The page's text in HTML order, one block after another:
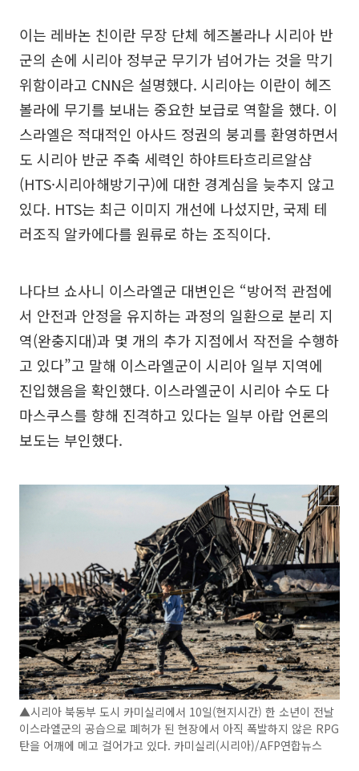
이는 레바논 친이란 무장 단체 헤즈볼라나 시리아 반
군의 손에 시리아 정부군 무기가 넘어가는 것을 막기
위함이라고 CNN은 설명했다. 시리아는 이란이 헤즈
볼라에 무기를 보내는 중요한 보급로 역할을 했다. 이
스라엘은 적대적인 아사드 정권의 붕괴를 환영하면서
도 시리아 반군 주축 세력인 하야트타흐리르알샴
(HTS·시리아해방기구)에 대한 경계심을 늦추지 않고
있다. HTS는 최근 이미지 개선에 나섰지만, 국제 테
러조직 알카에다를 원류로 하는 조직이다.
나다브 쇼사니 이스라엘군 대변인은 “방어적 관점에
서 안전과 안정을 유지하는 과정의 일환으로 분리 지
역(완충지대)과 몇 개의 추가 지점에서 작전을 수행하
고 있다”고 말해 이스라엘군이 시리아 일부 지역에
진입했음을 확인했다. 이스라엘군이 시리아 수도 다
마스쿠스를 향해 진격하고 있다는 일부 아랍 언론의
보도는 부인했다.
▲시리아 북동부 도시 카미실리에서 10일(현지시간) 한 소년이 전날
이스라엘군의 공습으로 폐허가 된 현장에서 아직 폭발하지 않은 RPG
탄을 어깨에 메고 걸어가고 있다. 카미실리(시리아)/AFP연합뉴스